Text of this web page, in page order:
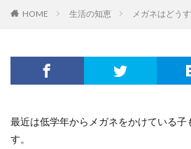
HOME 生活の知恵 メガネはどう
最近は低学年からメガネをかけている子
す。